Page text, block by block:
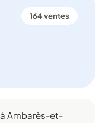
164 ventes
à Ambarès-et-